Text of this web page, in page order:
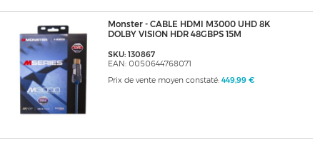
Monster - CABLE HDMI M3000 UHD 8K
DOLBY VISION HDR 48GBPS 15M
SKU: 130867
EAN: 0050644768071
Prix de vente moyen constaté: 449,99 €